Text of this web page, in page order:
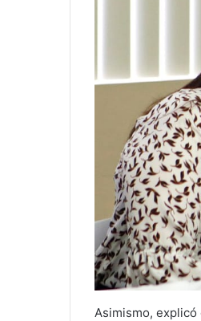
Asimismo,